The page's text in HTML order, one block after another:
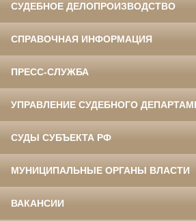
СУДЕБНОЕ ДЕЛОПРОИЗВОДСТВО
СПРАВОЧНАЯ ИНФОРМАЦИЯ
ПРЕСС-СЛУЖБА
УПРАВЛЕНИЕ СУДЕБНОГО
СУДЫ СУБЪЕКТА РФ
МУНИЦИПАЛЬНЫЕ ОРГАНЫ ВЛАСТИ
ВАКАНСИИ